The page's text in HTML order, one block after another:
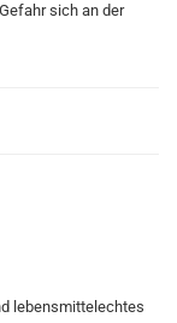
sich an der
lebensmittelechtes